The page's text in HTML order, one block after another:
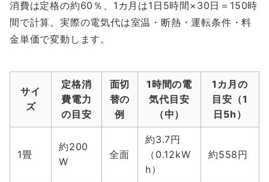
消費は定格の約60％、1カ月は1日5時間×30日＝150時
間で計算。実際の電気代は室温・断熱・運転条件・料
金単価で変動します。
サイ
ズ
定格消
費電力
の目安
面切
替の
例
1時間の電
気代目安
（中）
1カ月の
目安（1
日5h）
1畳
約200
W
全面
約3.7円
（0.12kW
h）
約558円